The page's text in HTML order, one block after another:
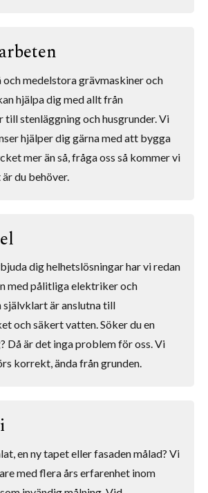
och medelstora grävmaskiner och
hjälpa dig med allt från
stenläggning och husgrunder. Vi
hjälper dig gärna med att bygga
mer än så, fråga oss så kommer vi
du behöver.
dig helhetslösningar har vi redan
med pålitliga elektriker och
självklart är anslutna till
och säkert vatten. Söker du en
Då är det inga problem för oss. Vi
korrekt, ända från grunden.
en ny tapet eller fasaden målad? Vi
med flera års erfarenhet inom